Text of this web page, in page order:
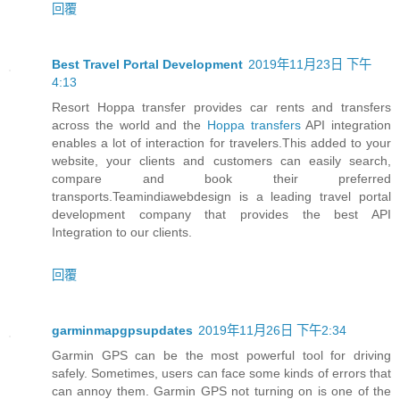
回覆
Best Travel Portal Development 2019年11月23日 下午
4:13
Resort Hoppa transfer provides car rents and transfers
across the world and the Hoppa transfersAPI integration
enables a lot of interaction for travelers.This added to your
website, your clients and customers can easily search,
compare and book their preferred
transports.Teamindiawebdesign is a leading travel portal
development company that provides the best API
Integration to our clients.
回覆
garminmapgpsupdates 2019年11月26日 下午2:34
Garmin GPS can be the most powerful tool for driving
safely. Sometimes, users can face some kinds of errors that
can annoy them. Garmin GPS not turning on is one of the